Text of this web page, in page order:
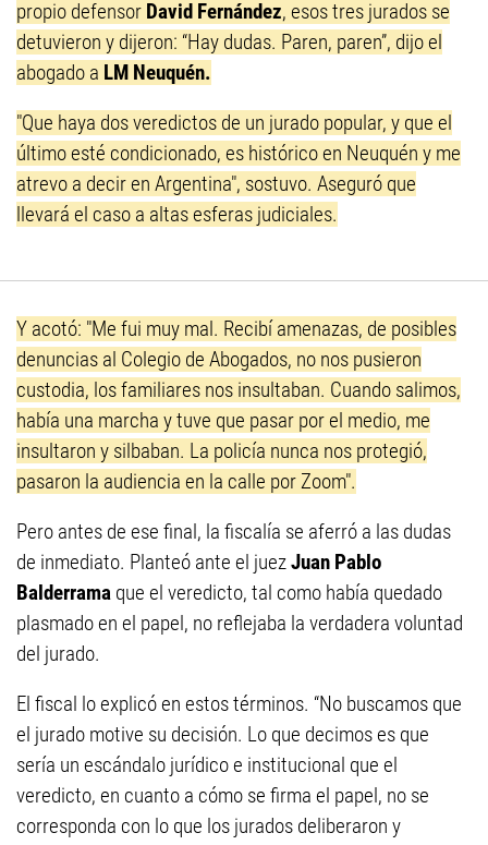
propio defensor David Fernández, esos tres jurados se
detuvieron y dijeron: “Hay dudas. Paren, paren”, dijo el
abogado a LM Neuquén.
"Que haya dos veredictos de un jurado popular, y que el
último esté condicionado, es histórico en Neuquén y me
atrevo a decir en Argentina", sostuvo. Aseguró que
llevará el caso a altas esferas judiciales.
Y acotó: "Me fui muy mal. Recibí amenazas, de posibles
denuncias al Colegio de Abogados, no nos pusieron
custodia, los familiares nos insultaban. Cuando salimos,
había una marcha y tuve que pasar por el medio, me
insultaron y silbaban. La policía nunca nos protegió,
pasaron la audiencia en la calle por Zoom".
Pero antes de ese final, la fiscalía se aferró a las dudas
de inmediato. Planteó ante el juezJuan Pablo
Balderrama que el veredicto, tal como había quedado
plasmado en el papel, no reflejaba la verdadera voluntad
del jurado.
El fiscal lo explicó en estos términos. “No buscamos que
el jurado motive su decisión. Lo que decimos es que
sería un escándalo jurídico e institucional que el
veredicto, en cuanto a cómo se firma el papel, no se
corresponda con lo que los jurados deliberaron y